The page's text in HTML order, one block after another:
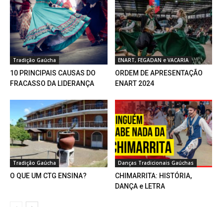
Tradição Gaúcha
10 PRINCIPAIS CAUSAS DO
FRACASSO DA LIDERANÇA
ENART, FEGADAN e VACARIA
ORDEM DE APRESENTAÇÃO
ENART 2024
Tradição Gaúcha
O QUE UM CTG ENSINA?
Danças Tradicionais Gaúchas
CHIMARRITA: HISTÓRIA,
DANÇA e LETRA